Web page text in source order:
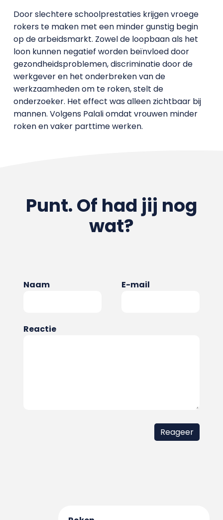
Door slechtere schoolprestaties krijgen vroege
rokers te maken met een minder gunstig begin
op de arbeidsmarkt. Zowel de loopbaan als het
loon kunnen negatief worden beïnvloed door
gezondheidsproblemen, discriminatie door de
werkgever en het onderbreken van de
werkzaamheden om te roken, stelt de
onderzoeker. Het effect was alleen zichtbaar bij
mannen. Volgens Palali omdat vrouwen minder
roken en vaker parttime werken.
Punt. Of had jij nog
wat?
Naam E-mail
Reactie